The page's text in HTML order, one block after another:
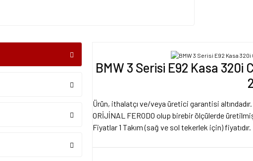
BMW 3 Serisi E92 Kasa
Ürün, ithalatçı ve/veya üretici garantisi altındadır.
ORİJİNAL FERODO olup birebir ölçülerde
Fiyatlar 1 Takım (sağ ve sol tekerlek için) fiyatıdır.